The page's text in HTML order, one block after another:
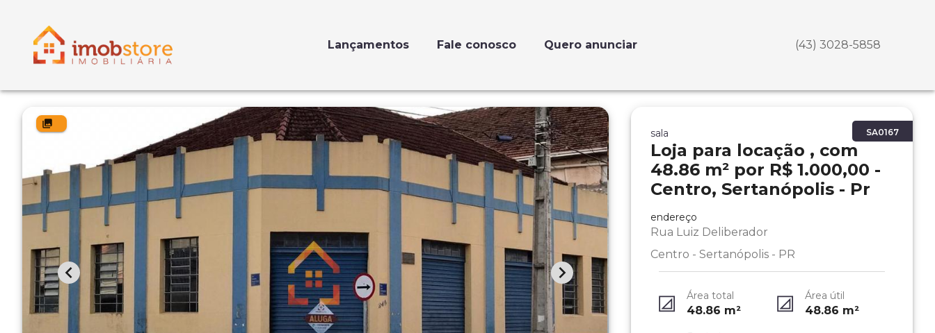
Lançamentos Fale conosco Quero anunciar (43) 3028-5858
SA0167
sala
Loja para locação , com
48.86 m² por R$ 1.000,00 -
Centro, Sertanópolis - Pr
endereço
Rua Luiz Deliberador
Centro - Sertanópolis - PR
Área total
48.86 m²
Área útil
48.86 m²